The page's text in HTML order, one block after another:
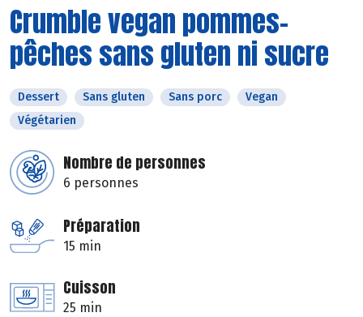
Crumble vegan pommes-
pêches sans gluten ni sucre
Dessert Sans gluten Sans porc
Vegan
Végétarien
Nombre de personnes
6 personnes
Préparation
15 min
Cuisson
25 min